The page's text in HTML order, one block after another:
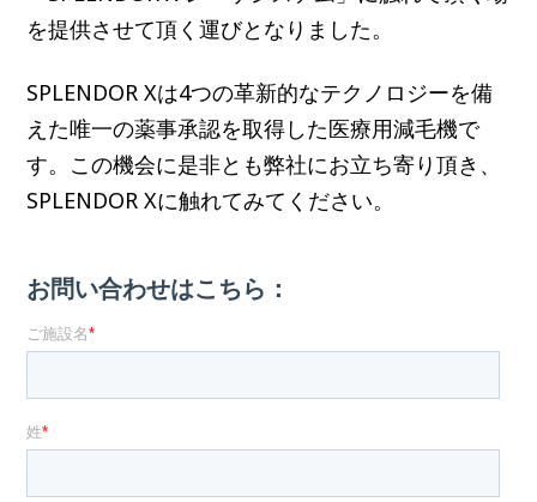
を提供させて頂く運びとなりました。
SPLENDOR Xは4つの革新的なテクノロジーを備
えた唯一の薬事承認を取得した医療用減毛機で
す。この機会に是非とも弊社にお立ち寄り頂き、
SPLENDOR Xに触れてみてください。